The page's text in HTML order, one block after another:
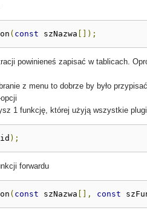
( const szNazwa []);
powinieneś zapisać w tablicach.
z menu to dobrze by było
1 funkcję, której użyją wszystkie
id );
forwardu
( const szNazwa [], const